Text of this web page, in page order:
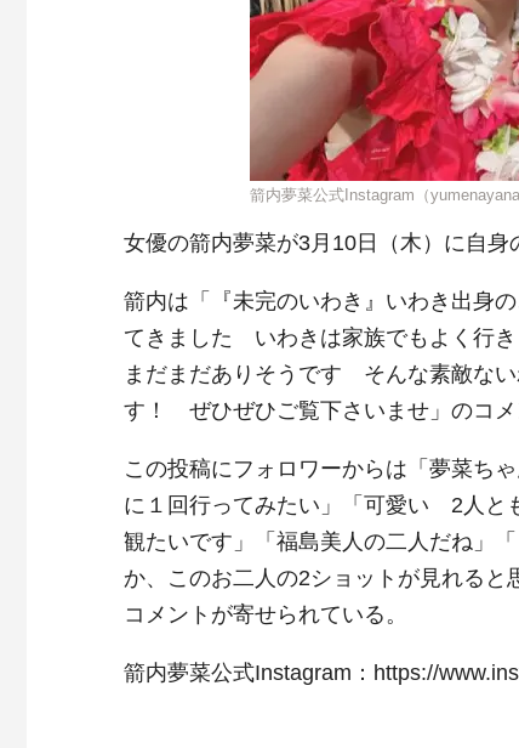
箭内夢菜公式Instagram（
女優の箭内夢菜が3月10日（木）に自身
箭内は「『未完のいわき』いわき出身
てきました いわきは家族でもよく行き
まだまだありそうです そんな素敵な
す！ ぜひぜひご覧下さいませ」のコメ
この投稿にフォロワーからは「夢菜ち
に１回行ってみたい」「可愛い 2人と
観たいです」「福島美人の二人だね」
か、このお二人の2ショットが見れる
コメントが寄せられている。
箭内夢菜公式Instagram：https://